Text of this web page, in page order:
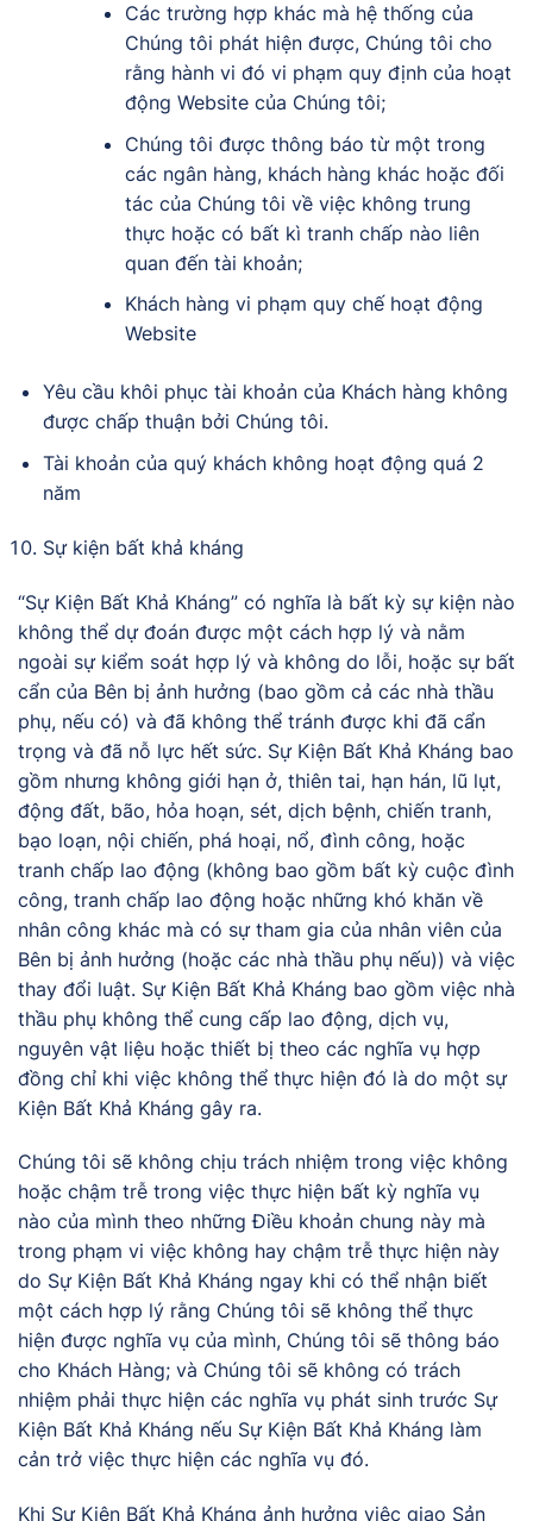
Các trường hợp khác mà hệ thống của
Chúng tôi phát hiện được, Chúng tôi cho
rằng hành vi đó vi phạm quy định của hoạt
động Website của Chúng tôi;
Chúng tôi được thông báo từ một trong
các ngân hàng, khách hàng khác hoặc đối
tác của Chúng tôi về việc không trung
thực hoặc có bất kì tranh chấp nào liên
quan đến tài khoản;
Khách hàng vi phạm quy chế hoạt động
Website
Yêu cầu khôi phục tài khoản của Khách hàng không
được chấp thuận bởi Chúng tôi.
Tài khoản của quý khách không hoạt động quá 2
năm
Sự kiện bất khả kháng
“Sự Kiện Bất Khả Kháng” có nghĩa là bất kỳ sự kiện nào
không thể dự đoán được một cách hợp lý và nằm
ngoài sự kiểm soát hợp lý và không do lỗi, hoặc sự bất
cẩn của Bên bị ảnh hưởng (bao gồm cả các nhà thầu
phụ, nếu có) và đã không thể tránh được khi đã cẩn
trọng và đã nỗ lực hết sức. Sự Kiện Bất Khả Kháng bao
gồm nhưng không giới hạn ở, thiên tai, hạn hán, lũ lụt,
động đất, bão, hỏa hoạn, sét, dịch bệnh, chiến tranh,
bạo loạn, nội chiến, phá hoại, nổ, đình công, hoặc
tranh chấp lao động (không bao gồm bất kỳ cuộc đình
công, tranh chấp lao động hoặc những khó khăn về
nhân công khác mà có sự tham gia của nhân viên của
Bên bị ảnh hưởng (hoặc các nhà thầu phụ nếu)) và việc
thay đổi luật. Sự Kiện Bất Khả Kháng bao gồm việc nhà
thầu phụ không thể cung cấp lao động, dịch vụ,
nguyên vật liệu hoặc thiết bị theo các nghĩa vụ hợp
đồng chỉ khi việc không thể thực hiện đó là do một sự
Kiện Bất Khả Kháng gây ra.
Chúng tôi sẽ không chịu trách nhiệm trong việc không
hoặc chậm trễ trong việc thực hiện bất kỳ nghĩa vụ
nào của mình theo những Điều khoản chung này mà
trong phạm vi việc không hay chậm trễ thực hiện này
do Sự Kiện Bất Khả Kháng ngay khi có thể nhận biết
một cách hợp lý rằng Chúng tôi sẽ không thể thực
hiện được nghĩa vụ của mình, Chúng tôi sẽ thông báo
cho Khách Hàng; và Chúng tôi sẽ không có trách
nhiệm phải thực hiện các nghĩa vụ phát sinh trước Sự
Kiện Bất Khả Kháng nếu Sự Kiện Bất Khả Kháng làm
cản trở việc thực hiện các nghĩa vụ đó.
Khi Sự Kiện Bất Khả Kháng ảnh hưởng việc giao Sản